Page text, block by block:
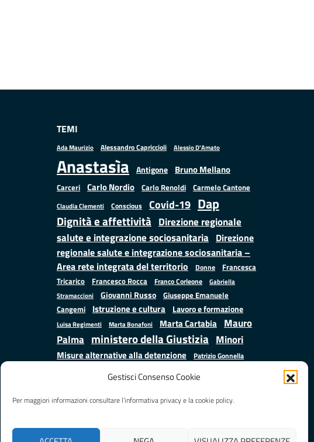
Gestisci Consenso Cookie
Per maggiori informazioni consultare l’informativa privacy e la cookie policy.
TEMI
Ada Maurizio Alessandro Capriccioli Alessio D'Amato
Anastasìa Antigone Bruno Mellano
Carceri Carlo Nordio Carlo Renoldi Carmelo Cantone
Claudia Clementi Conscious Covid-19 Dap
Dignità e affettività Direzione regionale
salute e integrazione sociosanitaria Direzione
regionale salute e integrazione sociosanitaria –
Area rete integrata del territorio
Donne
Francesca
Tricarico
Francesco Rocca Franco Corleone
Gabriella
Stramaccioni
Giovanni Russo Giuseppe Emanuele
Cangemi
Istruzione e cultura Lavoro e formazione
Luisa Regimenti Marta Bonafoni Marta Cartabia Mauro
Palma ministero della Giustizia Minori
Misure alternative alla detenzione Patrizio Gonnella
Samuele Ciambriello
Mattarella Situazione in numeri
Stefano